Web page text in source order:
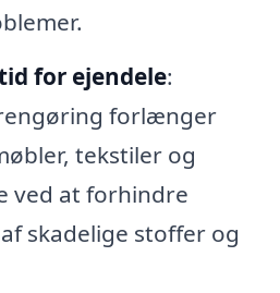
for ejendele:
forlænger
tekstiler og
ved at forhindre
skadelige stoffer og